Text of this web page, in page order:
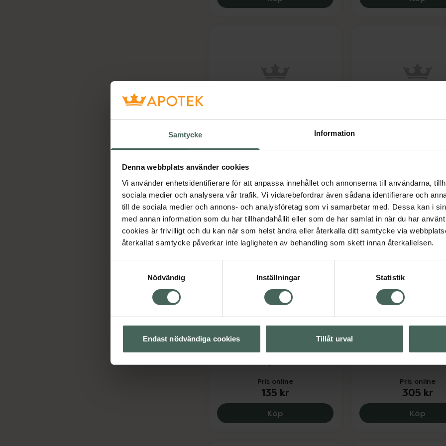
Samtycke Information
Denna webbplats använder cookies
Vi använder enhetsidentifierare för att anpassa innehållet och annonserna till användarna,
sociala medier och analysera vår trafik. Vi vidarebefordrar även sådana identifierare och
till de sociala medier och annons- och analysföretag som vi samarbetar med. Dessa kan i
med annan information som du har tillhandahållit eller som de har samlat in när du har
cookies är frivilligt och du kan när som helst ändra eller återkalla ditt samtycke via
återkallat samtycke påverkar inte lagligheten av behandling som skett innan återkallelsen.
Nödvändig
Inställningar Statistik
Endast nödvändiga cookies Tillåt urval
Pris online
349 kr
KöpMabs Benjamin, 349 kr.
Medicinteknisk produkt
Pris online
135 kr
Köp
Mabs Bomull Bred
Knästrumpa Svart Storlek L
Kompressionsstrumpa 1 par
Pris online
135 kr
Köp Mabs Bomull Bred Knästrumpa Svart
Mabs Handledsstöd
Stöd för handleden 1 st
Pris online
305 kr
Köp